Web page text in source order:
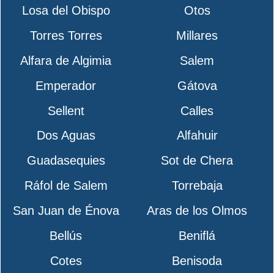
Losa del Obispo
Otos
Torres Torres
Millares
Alfara de Algimia
Salem
Emperador
Gátova
Sellent
Calles
Dos Aguas
Alfahuir
Guadasequies
Sot de Chera
Ráfol de Salem
Torrebaja
San Juan de Énova
Aras de los Olmos
Bellús
Beniflá
Cotes
Benisoda